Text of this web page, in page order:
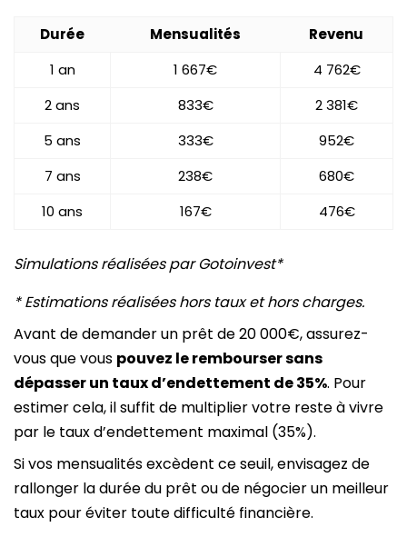
Durée Mensualités
Revenu
1 an
1 667€
4 762€
2 ans
833€
2 381€
5 ans
333€
952€
7 ans
238€
680€
10 ans
167€ 476€
Simulations réalisées par Gotoinvest*
* Estimations réalisées hors taux et hors charges.
Avant de demander un prêt de 20 000€, assurez-
vous que vous pouvez le rembourser sans
dépasser un taux d’endettement de 35%. Pour
estimer cela, il suffit de multiplier votre reste à vivre
par le taux d’endettement maximal (35%).
Si vos mensualités excèdent ce seuil, envisagez de
rallonger la durée du prêt ou de négocier un meilleur
taux pour éviter toute difficulté financière.